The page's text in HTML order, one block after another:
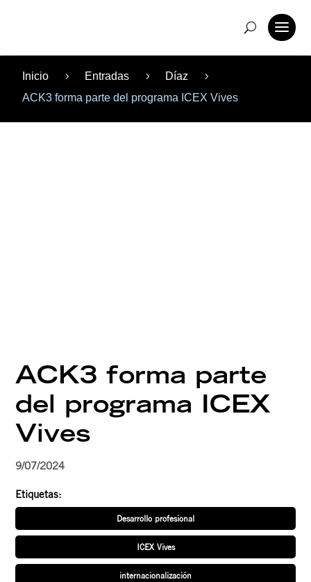
Inicio 5 Entradas 5 Díaz 5
ACK3 forma parte del programa ICEX Vives
ACK3 forma parte
del programa ICEX
Vives
9/07/2024
Etiquetas:
Desarrollo profesional
ICEX Vives
internacionalización